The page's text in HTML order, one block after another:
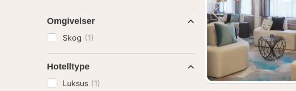
Forrige bilde
Omgivelser
Skog (1)
Hotelltype
Luksus (1)